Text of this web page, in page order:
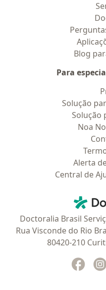
Blog
Para
Solução
Solução
Noa
Alerta
Central de
Doctoralia Brasil
Rua Visconde do Rio
80420-210